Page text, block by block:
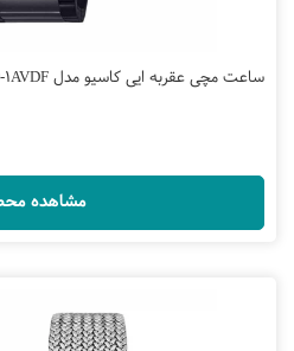
ساعت مچی عقربه ایی کاسیو مدل MTP-E715D-1AVDF
مشاهده